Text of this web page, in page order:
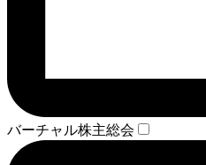
バーチャル株主総会